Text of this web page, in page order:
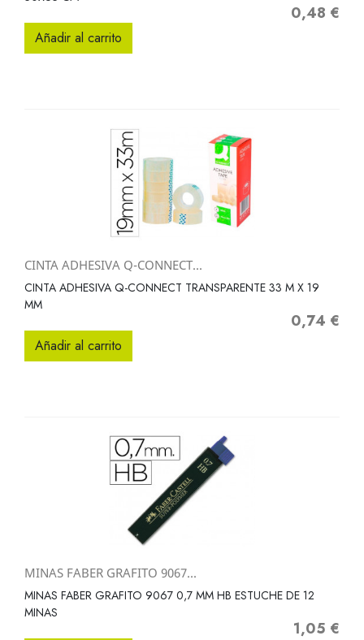
Precio
0,48 €
Añadir al carrito
CINTA ADHESIVA Q-CONNECT...
CINTA ADHESIVA Q-CONNECT TRANSPARENTE 33 M X 19
MM
Precio
0,74 €
Añadir al carrito
MINAS FABER GRAFITO 9067...
MINAS FABER GRAFITO 9067 0,7 MM HB ESTUCHE DE 12
MINAS
Precio
1,05 €